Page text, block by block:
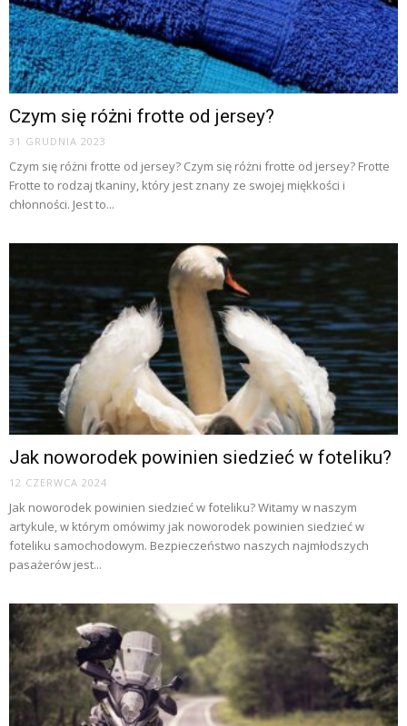
Czym się różni frotte od jersey?
31 GRUDNIA 2023
Czym się różni frotte od jersey? Czym się różni frotte od jersey? Frotte
Frotte to rodzaj tkaniny, który jest znany ze swojej miękkości i
chłonności. Jest to...
Jak noworodek powinien siedzieć w foteliku?
12 CZERWCA 2024
Jak noworodek powinien siedzieć w foteliku? Witamy w naszym
artykule, w którym omówimy jak noworodek powinien siedzieć w
foteliku samochodowym. Bezpieczeństwo naszych najmłodszych
pasażerów jest...